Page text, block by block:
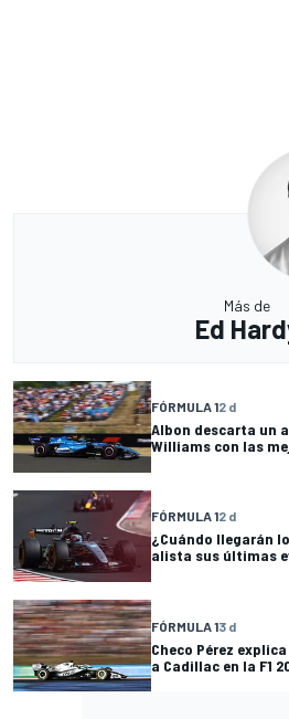
Más de
Ed
FÓRMULA 12 d
Albon descarta un
Williams con las
FÓRMULA 12 d
¿Cuándo llegarán
alista sus últimas
FÓRMULA 13 d
Checo Pérez
a Cadillac en la F1